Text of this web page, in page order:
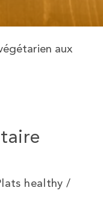
aux
healthy /